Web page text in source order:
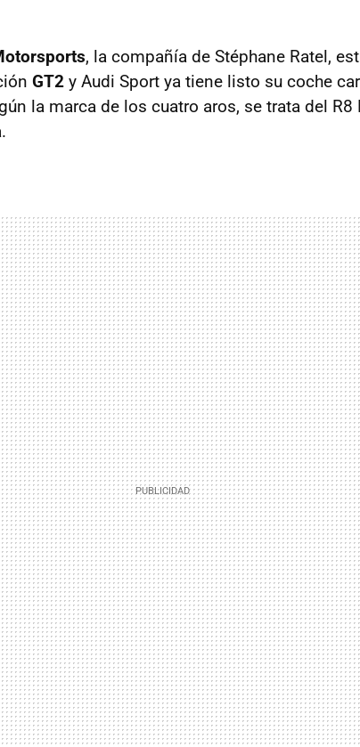
, la compañía de Stéphane Ratel,
GT2 y Audi Sport ya tiene listo su coche
la marca de los cuatro aros, se trata del R8